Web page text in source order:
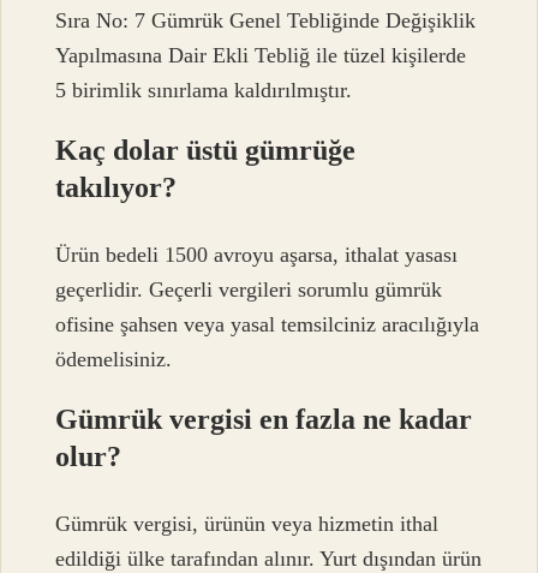
Sıra No: 7 Gümrük Genel Tebliğinde Değişiklik
Yapılmasına Dair Ekli Tebliğ ile tüzel kişilerde
5 birimlik sınırlama kaldırılmıştır.
Kaç dolar üstü gümrüğe
takılıyor?
Ürün bedeli 1500 avroyu aşarsa, ithalat yasası
geçerlidir. Geçerli vergileri sorumlu gümrük
ofisine şahsen veya yasal temsilciniz aracılığıyla
ödemelisiniz.
Gümrük vergisi en fazla ne kadar
olur?
Gümrük vergisi, ürünün veya hizmetin ithal
edildiği ülke tarafından alınır. Yurt dışından ürün